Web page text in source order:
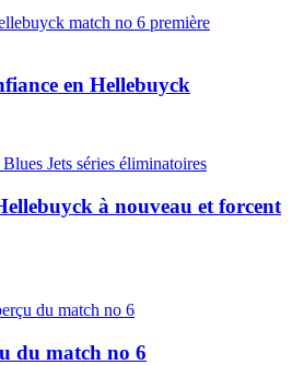
en Hellebuyck
à nouveau et forcent
du match no 6